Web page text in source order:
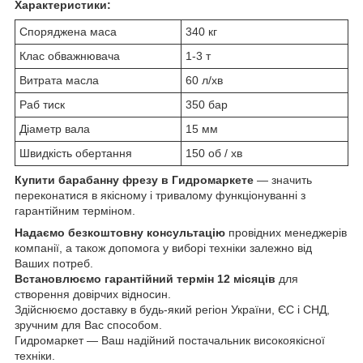
Характеристики:
Споряджена маса
340 кг
Клас обважнювача
1-3 т
Витрата масла
60 л/хв
Раб тиск
350 бар
Діаметр вала
15 мм
Швидкість обертання
150 об / хв
Купити барабанну фрезу в Гидромаркете — значить
переконатися в якісному і тривалому функціонуванні з
гарантійним терміном.
Надаємо безкоштовну консультацію провідних менеджерів
компанії, а також допомога у виборі техніки залежно від
Ваших потреб.
Встановлюємо гарантійний термін 12 місяців для
створення довірчих відносин.
Здійснюємо доставку в будь-який регіон України, ЄС і СНД,
зручним для Вас способом.
Гидромаркет — Ваш надійний постачальник високоякісної
техніки.